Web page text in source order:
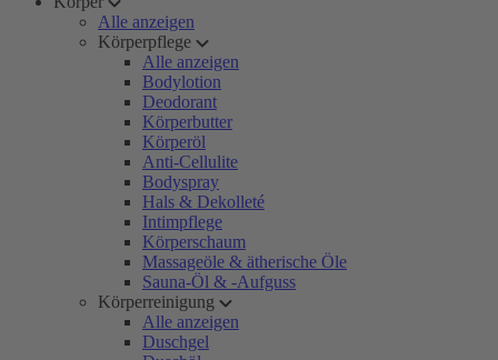
Alle anzeigen
Körperpflege
Alle anzeigen
Bodylotion
Deodorant
Körperbutter
Körperöl
Anti-Cellulite
Bodyspray
Hals & Dekolleté
Intimpflege
Körperschaum
Massageöle & ätherische Öle
Sauna-Öl & -Aufguss
Körperreinigung
Alle anzeigen
Duschgel